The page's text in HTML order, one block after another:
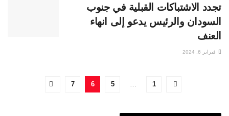
تجدد الاشتباكات القبلية في جنوب
السودان والرئيس يدعو إلى انهاء
العنف
فبراير 6, 2024
1
…
5
6
7